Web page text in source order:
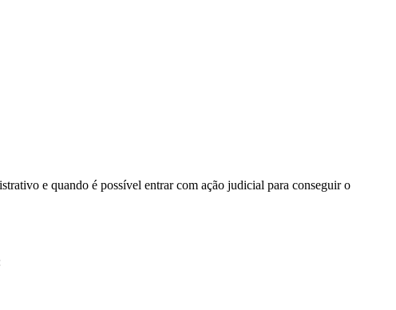
e quando é possível entrar com ação judicial para conseguir o